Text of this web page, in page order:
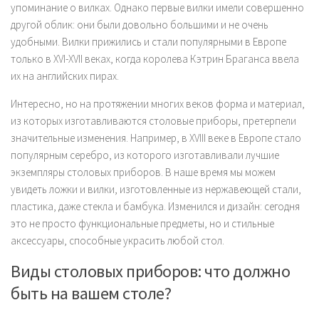
упоминание о вилках. Однако первые вилки имели совершенно
другой облик: они были довольно большими и не очень
удобными. Вилки прижились и стали популярными в Европе
только в XVI-XVII веках, когда королева Кэтрин Браганса ввела
их на английских пирах.
Интересно, но на протяжении многих веков форма и материал,
из которых изготавливаются столовые приборы, претерпели
значительные изменения. Например, в XVIII веке в Европе стало
популярным серебро, из которого изготавливали лучшие
экземпляры столовых приборов. В наше время мы можем
увидеть ложки и вилки, изготовленные из нержавеющей стали,
пластика, даже стекла и бамбука. Изменился и дизайн: сегодня
это не просто функциональные предметы, но и стильные
аксессуары, способные украсить любой стол.
Виды столовых приборов: что должно
быть на вашем столе?